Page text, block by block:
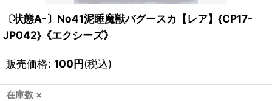
〔状態A-〕No41泥睡魔獣バグースカ【レア】{CP17-
JP042}《エクシーズ》
販売価格: 100円(税込)
在庫数 ×